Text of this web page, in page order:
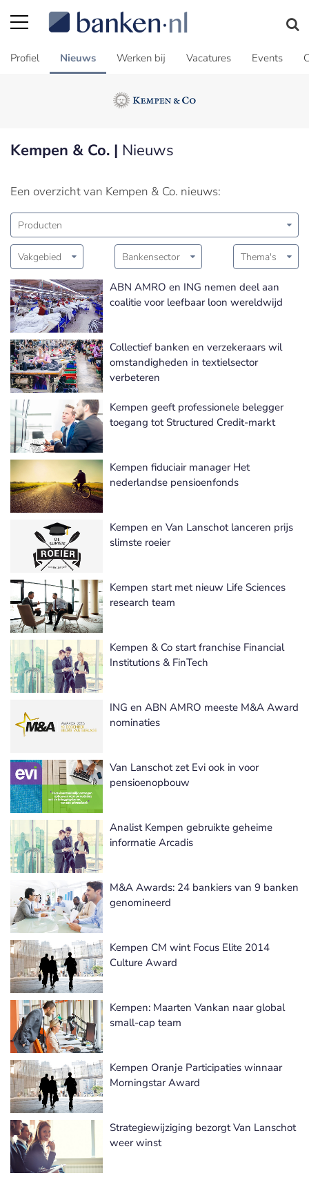
Profiel Nieuws Werken bij Vacatures Events
Kempen & Co. | Nieuws
Een overzicht van Kempen & Co. nieuws:
Producten
Vakgebied Bankensector Thema's
ABN AMRO en ING nemen deel aan
coalitie voor leefbaar loon wereldwijd
Collectief banken en verzekeraars wil
omstandigheden in textielsector
verbeteren
Kempen geeft professionele belegger
toegang tot Structured Credit-markt
Kempen fiduciair manager Het
nederlandse pensioenfonds
Kempen en Van Lanschot lanceren prijs
slimste roeier
Kempen start met nieuw Life Sciences
research team
Kempen & Co start franchise Financial
Institutions & FinTech
ING en ABN AMRO meeste M&A Award
nominaties
Van Lanschot zet Evi ook in voor
pensioenopbouw
Analist Kempen gebruikte geheime
informatie Arcadis
M&A Awards: 24 bankiers van 9 banken
genomineerd
Kempen CM wint Focus Elite 2014
Culture Award
Kempen: Maarten Vankan naar global
small-cap team
Kempen Oranje Participaties winnaar
Morningstar Award
Strategiewijziging bezorgt Van Lanschot
weer winst